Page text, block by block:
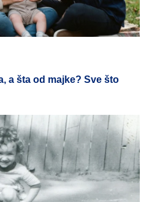
a šta od majke? Sve što